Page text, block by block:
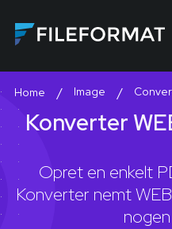
Home Image
Konverter
Opret en enkelt
Konverter nemt